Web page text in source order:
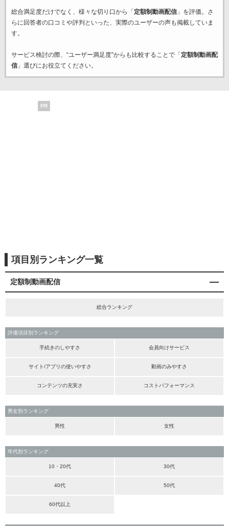
総合満足度だけでなく、様々な切り口から「 定額制動画配信」を評価。さ
らに回答者の口コミや評判といった、実際のユーザーの声も掲載していま
す。
サービス検討の際、“ユーザー満足度”からも比較することで「 定額制動画配
信」選びにお役立てください。
PR
項目別ランキング一覧
定額制動画配信
総合ランキング
評価項目別ランキング
手続きのしやすさ 会員向けサービス
サイト/アプリの使いやすさ 動画のみやすさ
コンテンツの充実さ コストパフォーマンス
男女別ランキング
男性 女性
年代別ランキング
10・20代 30代
40代 50代
60代以上